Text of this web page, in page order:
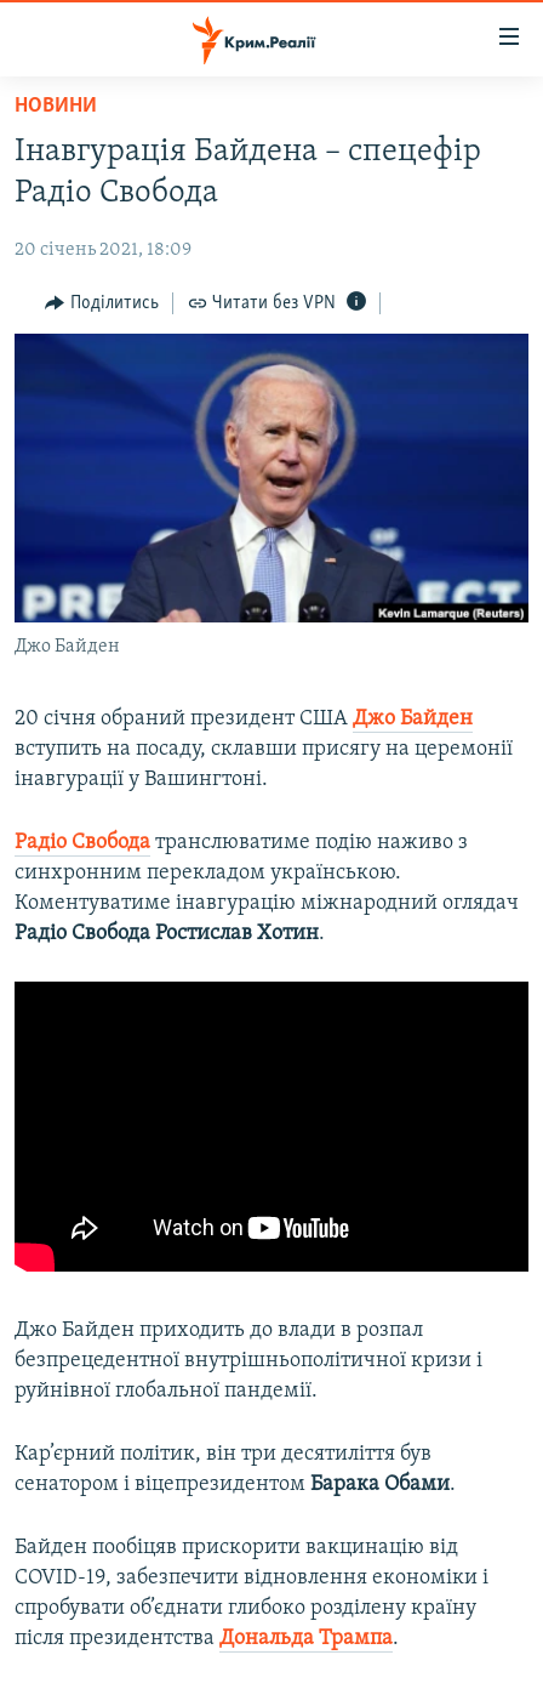
Перейти
основного
матеріалу
до
навігації
Перейти
пошуку
ВОДА.КРИМ
ПОЛІТИКА
БЛОГИ
ПОГЛЯД
ІНТЕРВ'Ю
ВІДЕОУРОКИ «ELIFBE»
СВІДЧЕННЯ ОКУПАЦІЇ
УКРАЇНСЬКА ПРОБЛЕМА КРИМУ
ЯК ОБІЙТИ БЛОКУВАННЯ
Русский
Qırımtatar
НОВИНИ
Інавгурація Байдена – спецефір
Радіо Свобода
20 січень 2021, 18:09
Поділитись Читати без VPN
Джо Байден
20 січня обраний президент США Джо Байден
вступить на посаду, склавши присягу на церемонії
інавгурації у Вашингтоні.
Радіо Свобода транслюватиме подію наживо з
синхронним перекладом українською.
Коментуватиме інавгурацію міжнародний оглядач
Радіо Свобода Ростислав Хотин.
Джо Байден приходить до влади в розпал
безпрецедентної внутрішньополітичної кризи і
руйнівної глобальної пандемії.
Кар’єрний політик, він три десятиліття був
сенатором і віцепрезидентом Барака Обами.
Байден пообіцяв прискорити вакцинацію від
COVID-19, забезпечити відновлення економіки і
спробувати об’єднати глибоко розділену країну
після президентства Дональда Трампа.